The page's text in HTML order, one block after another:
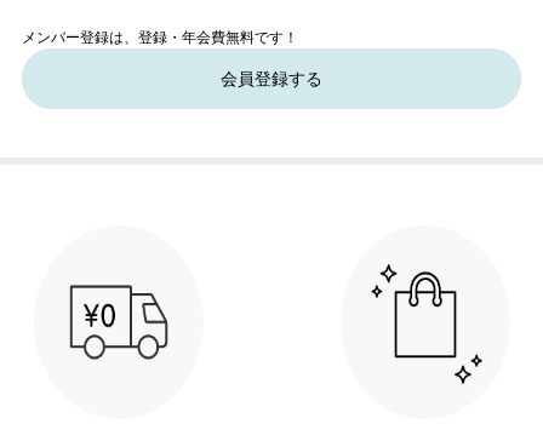
メンバー登録は、登録・年会費無料です！
会員登録する